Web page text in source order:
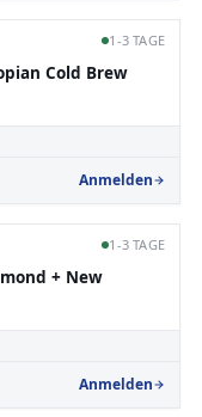
1-3 TAGE
Cold Brew
Anmelden
1-3 TAGE
+ New
Anmelden